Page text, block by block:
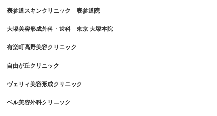
表参道スキンクリニック 表参道院
大塚美容形成外科・歯科 東京 大塚本院
有楽町高野美容クリニック
自由が丘クリニック
ヴェリィ美容形成クリニック
ベル美容外科クリニック